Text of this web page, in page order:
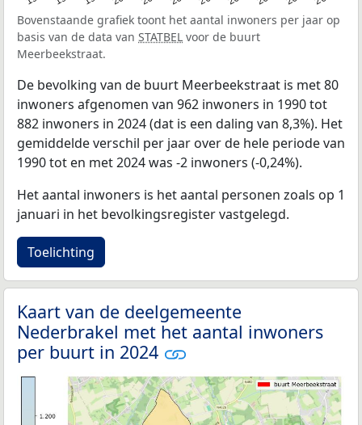
Bovenstaande grafiek toont het aantal inwoners per jaar op
basis van de data van STATBEL voor de buurt
Meerbeekstraat.
De bevolking van de buurt Meerbeekstraat is met 80
inwoners afgenomen van 962 inwoners in 1990 tot
882 inwoners in 2024 (dat is een daling van 8,3%). Het
gemiddelde verschil per jaar over de hele periode van
1990 tot en met 2024 was -2 inwoners (-0,24%).
Het aantal inwoners is het aantal personen zoals op 1
januari in het bevolkingsregister vastgelegd.
Toelichting
Kaart van de deelgemeente
Nederbrakel met het aantal inwoners
per buurt in 2024